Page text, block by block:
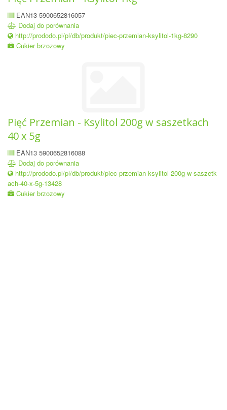
EAN13 5900652816057
Dodaj do porównania
http://prododo.pl/pl/db/produkt/piec-przemian-ksylitol-1kg-8290
Cukier brzozowy
Pięć Przemian - Ksylitol 200g w saszetkach
40 x 5g
EAN13 5900652816088
Dodaj do porównania
http://prododo.pl/pl/db/produkt/piec-przemian-ksylitol-200g-w-saszetk
ach-40-x-5g-13428
Cukier brzozowy